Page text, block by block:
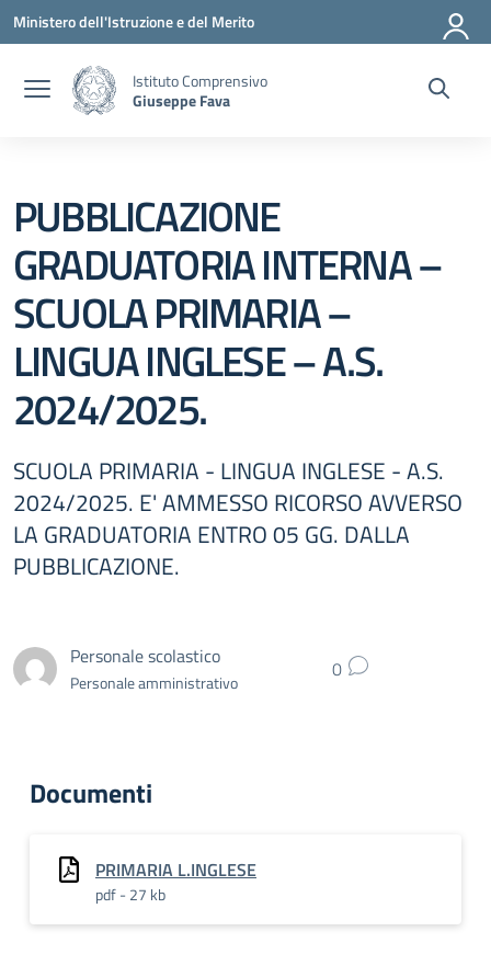
Vai ai contenuti
Vai al menu di navigazione
Vai al footer
Ministero dell'Istruzione e del Merito
Istituto Comprensivo
Giuseppe Fava
PUBBLICAZIONE
GRADUATORIA INTERNA –
SCUOLA PRIMARIA –
LINGUA INGLESE – A.S.
2024/2025.
SCUOLA PRIMARIA - LINGUA INGLESE - A.S.
2024/2025. E' AMMESSO RICORSO AVVERSO
LA GRADUATORIA ENTRO 05 GG. DALLA
PUBBLICAZIONE.
Personale scolastico
Personale amministrativo 0
Documenti
PRIMARIA L.INGLESE
pdf - 27 kb